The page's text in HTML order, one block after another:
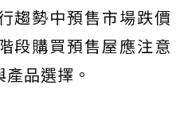
趨勢中預售市場跌價
段購買預售屋應注意
品選擇。